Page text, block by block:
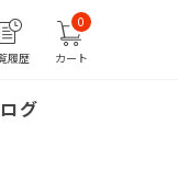
履歴 カート
0
グ